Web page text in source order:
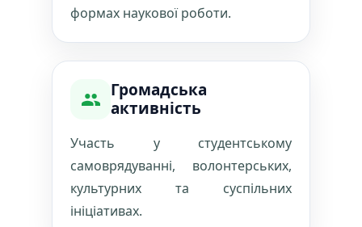
формах наукової роботи.
Громадська
активність
Участь у студентському
самоврядуванні, волонтерських,
культурних та суспільних
ініціативах.